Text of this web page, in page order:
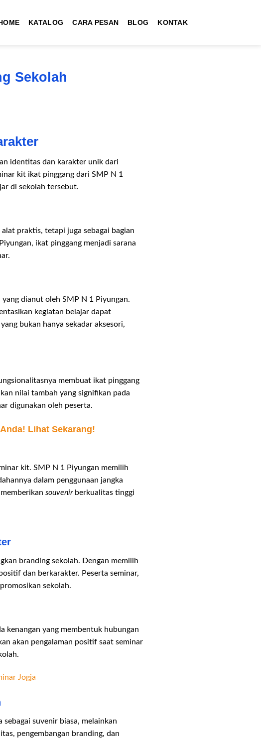
KATALOG CARA PESAN BLOG KONTAK
Sekolah
identitas dan karakter unik dari
kit ikat pinggang dari SMP N 1
di sekolah tersebut.
praktis, tetapi juga sebagai bagian
ikat pinggang menjadi sarana
dianut oleh SMP N 1 Piyungan.
kegiatan belajar dapat
yang bukan hanya sekadar aksesori,
membuat ikat pinggang
nilai tambah yang signifikan pada
digunakan oleh peserta.
Lihat Sekarang!
kit. SMP N 1 Piyungan memilih
dalam penggunaan jangka
souvenirberkualitas tinggi
branding sekolah. Dengan memilih
dan berkarakter. Peserta seminar,
sekolah.
kenangan yang membentuk hubungan
akan pengalaman positif saat seminar
Jogja
suvenir biasa, melainkan
pengembangan branding, dan